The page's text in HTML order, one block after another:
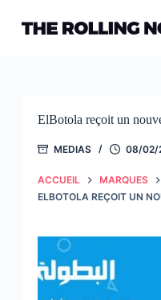
contenu
ElBotola reçoit un
MEDIAS 08/02/
ACCUEIL MARQUES
ELBOTOLA REÇOIT UN